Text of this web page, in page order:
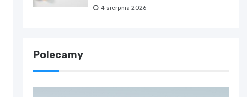
4 sierpnia 2026
Polecamy